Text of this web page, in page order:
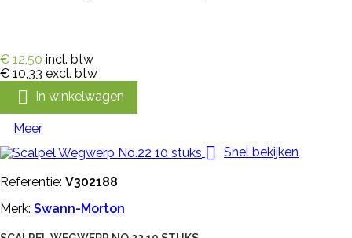
€ 12,50 incl. btw
€ 10,33 excl. btw
 In winkelwagen
Meer
 Snel bekijken
Referentie: V302188
Merk: Swann-Morton